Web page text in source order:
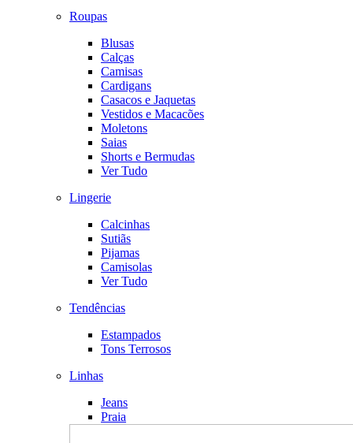
Roupas
Blusas
Calças
Camisas
Cardigans
Casacos e Jaquetas
Vestidos e Macacões
Moletons
Saias
Shorts e Bermudas
Ver Tudo
Lingerie
Calcinhas
Sutiãs
Pijamas
Camisolas
Ver Tudo
Tendências
Estampados
Tons Terrosos
Linhas
Jeans
Praia